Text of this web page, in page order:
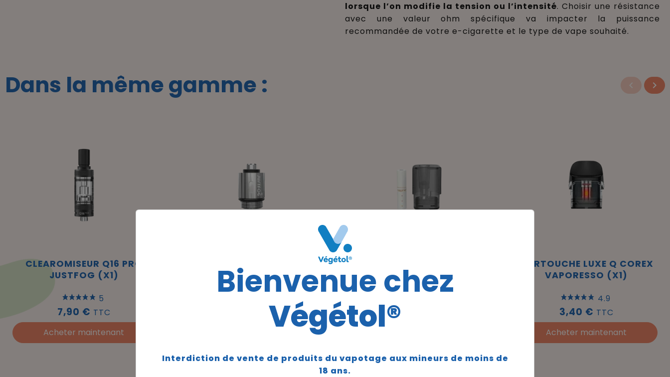
lorsque l’on modifie la tension ou l’intensité. Choisir une résistance
avec une valeur ohm spécifique va impacter la puissance
recommandée de votre e-cigarette et le type de vape souhaité.
Dans la même gamme : keyboard_arrow_left keyboard_arrow_right
CLEAROMISEUR Q16 PRO
JUSTFOG (X1)
5
7,90 € TTC
Acheter maintenant
RÉSISTANCE JUSTFOG SERIES
14 (X5)
TTC
(X2)
6,90 €
CARTOUCHE LUXE Q COREX
VAPORESSO (X1)
4.9
3,40 € TTC
Acheter maintenant
Bienvenue chez
Végétol®
Interdiction de vente de produits du vapotage aux mineurs de moins de
18 ans.